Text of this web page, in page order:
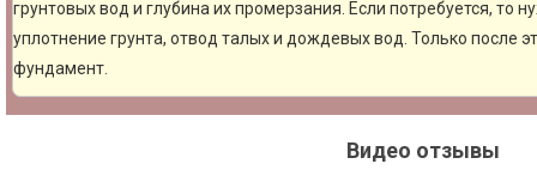
грунтовых вод и глубина их промерзания. Если потребуется, то
уплотнение грунта, отвод талых и дождевых вод. Только после
фундамент.
Видео отзывы